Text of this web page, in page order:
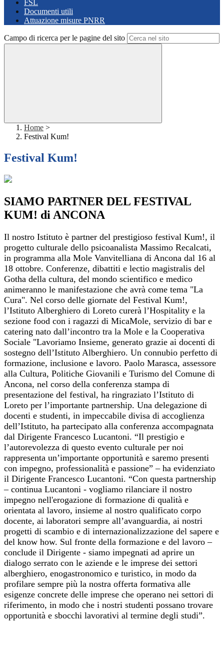
FSL
Documenti utili
Attuazione misure PNRR
Campo di ricerca per le pagine del sito
Home >
Festival Kum!
Festival Kum!
SIAMO PARTNER DEL FESTIVAL
KUM! di ANCONA
Il nostro Istituto è partner del prestigioso festival Kum!, il
progetto culturale dello psicoanalista Massimo Recalcati,
in programma alla Mole Vanvitelliana di Ancona dal 16 al
18 ottobre. Conferenze, dibattiti e lectio magistralis del
Gotha della cultura, del mondo scientifico e medico
animeranno le manifestazione che avrà come tema "La
Cura". Nel corso delle giornate del Festival Kum!,
l’Istituto Alberghiero di Loreto curerà l’Hospitality e la
sezione food con i ragazzi di MicaMole, servizio di bar e
catering nato dall’incontro tra la Mole e la Cooperativa
Sociale "Lavoriamo Insieme, generato grazie ai docenti di
sostegno dell’Istituto Alberghiero. Un connubio perfetto di
formazione, inclusione e lavoro. Paolo Marasca, assessore
alla Cultura, Politiche Giovanili e Turismo del Comune di
Ancona, nel corso della conferenza stampa di
presentazione del festival, ha ringraziato l’Istituto di
Loreto per l’importante partnership. Una delegazione di
docenti e studenti, in impeccabile divisa di accoglienza
dell’Istituto, ha partecipato alla conferenza accompagnata
dal Dirigente Francesco Lucantoni. “Il prestigio e
l’autorevolezza di questo evento culturale per noi
rappresenta un’importante opportunità e saremo presenti
con impegno, professionalità e passione” – ha evidenziato
il Dirigente Francesco Lucantoni. “Con questa partnership
– continua Lucantoni - vogliamo rilanciare il nostro
impegno nell'erogazione di formazione di qualità e
orientata al lavoro, insieme al nostro qualificato corpo
docente, ai laboratori sempre all’avanguardia, ai nostri
progetti di scambio e di internazionalizzazione del sapere e
del know how. Sul fronte della formazione e del lavoro –
conclude il Dirigente - siamo impegnati ad aprire un
dialogo serrato con le aziende e le imprese dei settori
alberghiero, enogastronomico e turistico, in modo da
profilare sempre più la nostra offerta formativa alle
esigenze concrete delle imprese che operano nei settori di
riferimento, in modo che i nostri studenti possano trovare
opportunità e sbocchi lavorativi al termine degli studi”.